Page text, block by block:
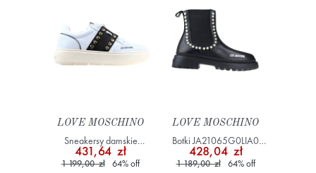
LOVE MOSCHINO
Sneakersy damskie
JA15284G1IJC510A Biały
431,64 zł
1 199,00 zł 64%off
LOVE MOSCHINO
Botki JA21065G0LIA0
Czarny
428,04 zł
1 189,00 zł 64%off